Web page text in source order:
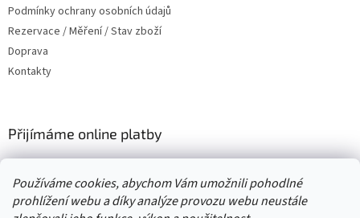
Používáme cookies, abychom Vám umožnili pohodlné
prohlížení webu a díky analýze provozu webu neustále
Podmínky ochrany osobních údajů
Rezervace / Měření / Stav zboží
Doprava
Kontakty
Přijímáme online platby